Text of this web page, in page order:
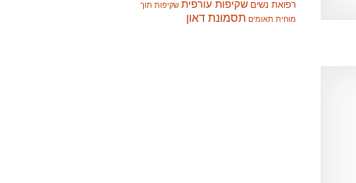
רפואת נשים שקיפות עורפית שקיפות תוך
מוחית תאומים תסמונת דאון